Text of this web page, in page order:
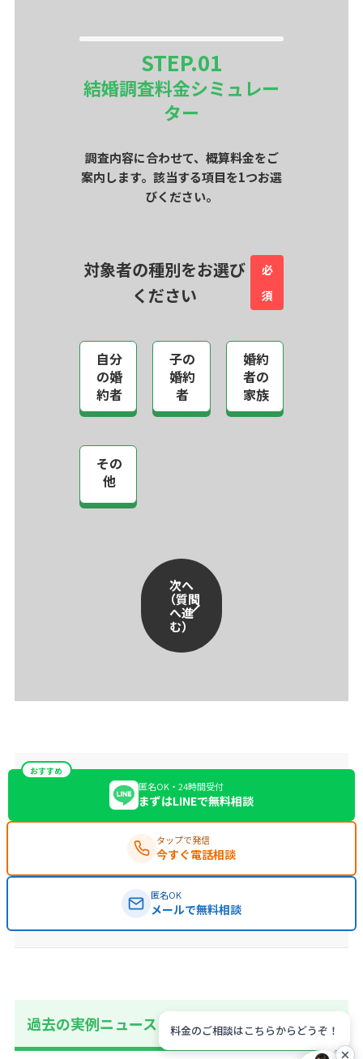
STEP.01
結婚調査料金シミュレー
ター
調査内容に合わせて、概算料金をご
案内します。該当する項目を1つお選
びください。
対象者の種別をお選び
ください
必
須
自分
の婚
約者
子の
婚約
者
婚約
者の
家族
その
他
次へ
（質問
へ進
む）
おすすめ
匿名OK・24時間受付
まずはLINEで無料相談
タップで発信
今すぐ電話相談
匿名OK
メールで無料相談
過去の実例ニュース 料金のご相談はこちらからどうぞ！